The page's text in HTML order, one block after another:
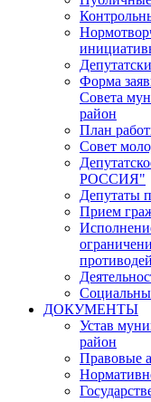
Форма
Совета
район
План
Совет
РОССИЯ"
Депутаты
Прием
ДОКУМЕНТЫ
Устав
район
Правовые